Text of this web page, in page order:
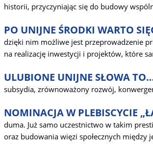
historii, przyczyniając się do budowy
PO UNIJNE ŚRODKI WARTO
dzięki nim możliwe jest przeprowadzenie
na realizację inwestycji i projektów, które
ULUBIONE UNIJNE SŁOWA
subsydia, zrównoważony rozwój,
NOMINACJA W PLEBISCYCIE
duma. Już samo uczestnictwo w takim
oraz budowania więzi społecznych między